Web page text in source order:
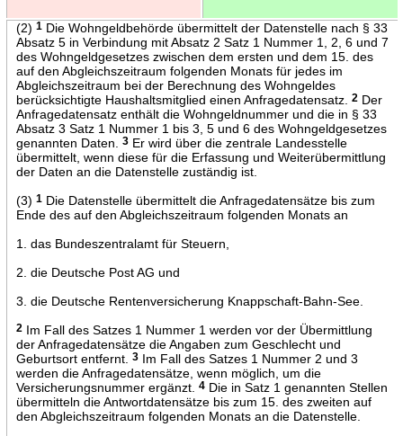
(2) 1Die Wohngeldbehörde übermittelt der Datenstelle nach § 33
Absatz 5 in Verbindung mit Absatz 2 Satz 1 Nummer 1, 2, 6 und 7
des Wohngeldgesetzes zwischen dem ersten und dem 15. des
auf den Abgleichszeitraum folgenden Monats für jedes im
Abgleichszeitraum bei der Berechnung des Wohngeldes
berücksichtigte Haushaltsmitglied einen Anfragedatensatz.
2Der
Anfragedatensatz enthält die Wohngeldnummer und die in § 33
Absatz 3 Satz 1 Nummer 1 bis 3, 5 und 6 des Wohngeldgesetzes
genannten Daten.
3Er wird über die zentrale Landesstelle
übermittelt, wenn diese für die Erfassung und Weiterübermittlung
der Daten an die Datenstelle zuständig ist.
(3) 1Die Datenstelle übermittelt die Anfragedatensätze bis zum
Ende des auf den Abgleichszeitraum folgenden Monats an
1. das Bundeszentralamt für Steuern,
2. die Deutsche Post AG und
3. die Deutsche Rentenversicherung Knappschaft-Bahn-See.
2Im Fall des Satzes 1 Nummer 1 werden vor der Übermittlung
der Anfragedatensätze die Angaben zum Geschlecht und
Geburtsort entfernt.
3Im Fall des Satzes 1 Nummer 2 und 3
werden die Anfragedatensätze, wenn möglich, um die
Versicherungsnummer ergänzt.
4Die in Satz 1 genannten Stellen
übermitteln die Antwortdatensätze bis zum 15. des zweiten auf
den Abgleichszeitraum folgenden Monats an die Datenstelle.